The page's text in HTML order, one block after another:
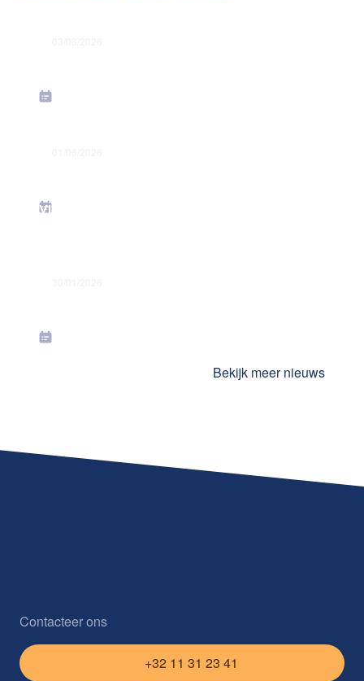
via jouw sociaal secretariaat loopt
Bekijk meer nieuws
Contacteer ons
+32 11 31 23 41